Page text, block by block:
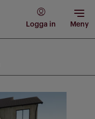
Logga in Meny